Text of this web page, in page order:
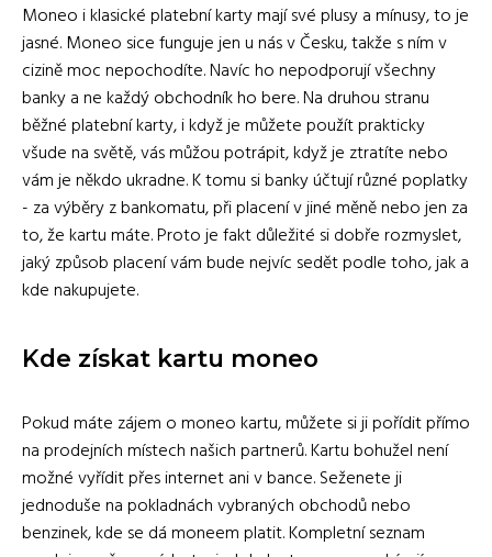
Moneo i klasické platební karty mají své plusy a mínusy, to je
jasné. Moneo sice funguje jen u nás v Česku, takže s ním v
cizině moc nepochodíte. Navíc ho nepodporují všechny
banky a ne každý obchodník ho bere. Na druhou stranu
běžné platební karty, i když je můžete použít prakticky
všude na světě, vás můžou potrápit, když je ztratíte nebo
vám je někdo ukradne. K tomu si banky účtují různé poplatky
- za výběry z bankomatu, při placení v jiné měně nebo jen za
to, že kartu máte. Proto je fakt důležité si dobře rozmyslet,
jaký způsob placení vám bude nejvíc sedět podle toho, jak a
kde nakupujete.
Kde získat kartu moneo
Pokud máte zájem o moneo kartu, můžete si ji pořídit přímo
na prodejních místech našich partnerů. Kartu bohužel není
možné vyřídit přes internet ani v bance. Seženete ji
jednoduše na pokladnách vybraných obchodů nebo
benzinek, kde se dá moneem platit. Kompletní seznam